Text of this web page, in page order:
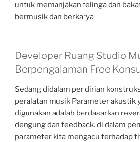
untuk memanjakan telinga dan
bermusik dan berkarya
Developer Ruang Studio
Berpengalaman Free
Sedang didalam pendirian
peralatan musik Parameter akustik
digunakan adalah berdasarkan
dengung dan feedback. di dalam
parameter kita mengacu terhadap